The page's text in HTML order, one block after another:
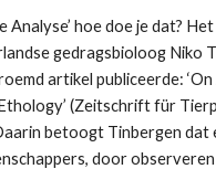
Analyse’ hoe doe je dat?
gedragsbioloog Niko
artikel publiceerde: ‘On
(Zeitschrift für
betoogt Tinbergen dat
door observeren